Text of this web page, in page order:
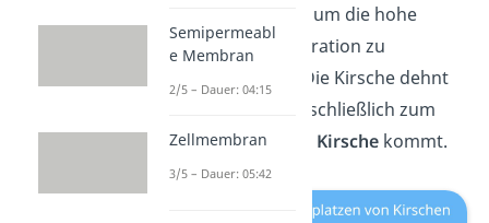
, um die hohe
Zuckerkonzentration zu
Die Kirsche dehnt
sich aus bis es schließlich zum
Aufplatzen der Kirsche kommt.
Semipermeabl
e Membran
2/5 – Dauer: 04:15
Zellmembran
3/5 – Dauer: 05:42